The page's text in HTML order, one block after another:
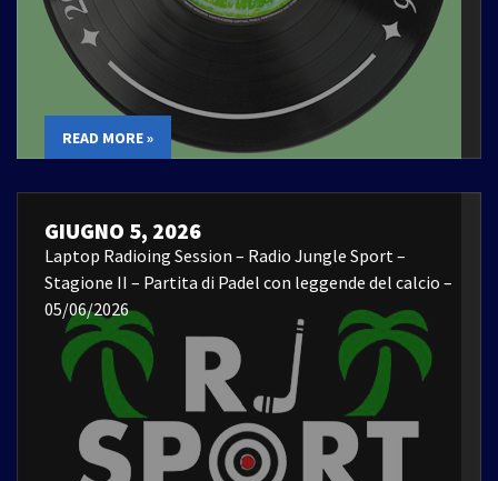
READ MORE »
GIUGNO 5, 2026
Laptop Radioing Session – Radio Jungle Sport –
Stagione II – Partita di Padel con leggende del calcio –
05/06/2026